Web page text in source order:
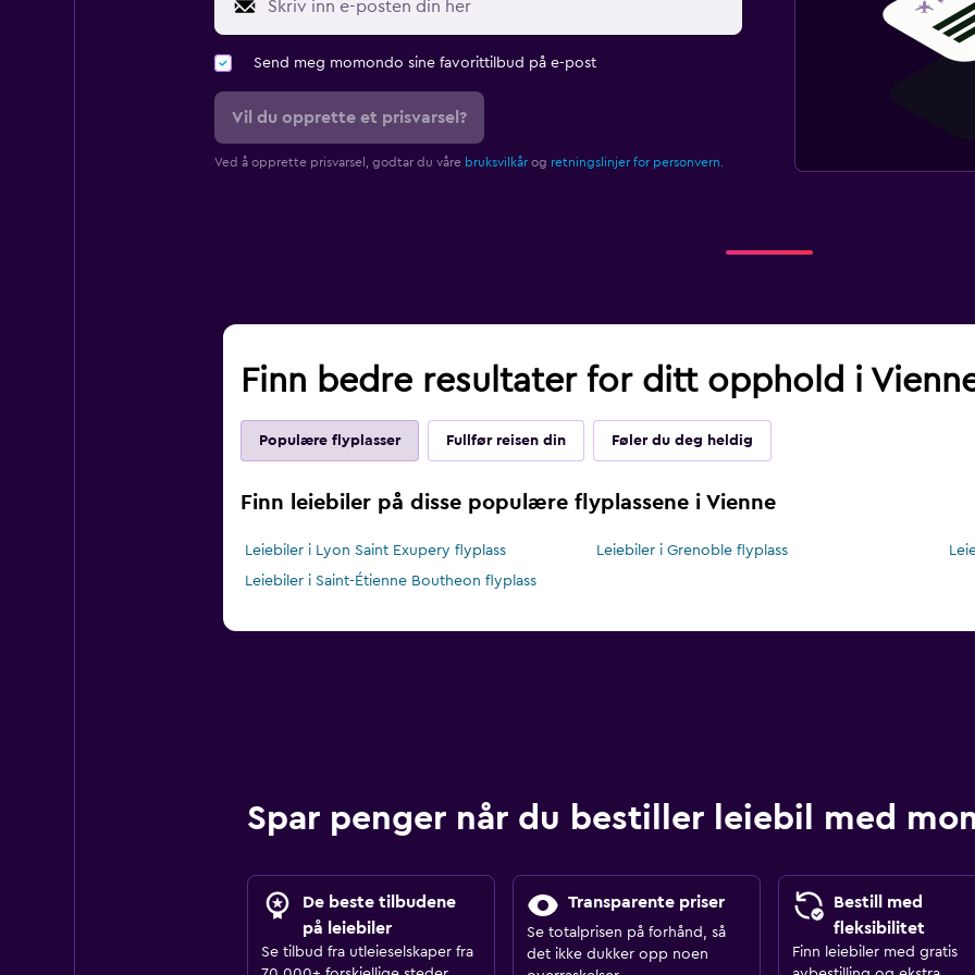
Send meg momondo sine favorittilbud på e-post
Vil du opprette et prisvarsel?
Ved å opprette prisvarsel, godtar du våre bruksvilkårog retningslinjer for personvern.
Finn bedre resultater for ditt opphold i
Populære flyplasser Fullfør reisen din Føler du deg heldig
Finn leiebiler på disse populære flyplassene i Vienne
Leiebiler i Lyon Saint Exupery flyplass Leiebiler i Grenoble flyplass
Leiebiler i Saint-Étienne Boutheon flyplass
Spar penger når du bestiller leiebil med
De beste tilbudene
på leiebiler
Se tilbud fra utleieselskaper fra
Transparente priser
Se totalprisen på forhånd, så
det ikke dukker opp noen
Bestill med
fleksibilitet
Finn leiebiler med gratis